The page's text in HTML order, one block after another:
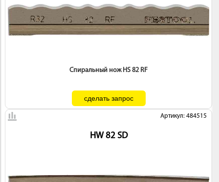
Спиральный нож HS 82 RF
Артикул: 484515
HW 82 SD